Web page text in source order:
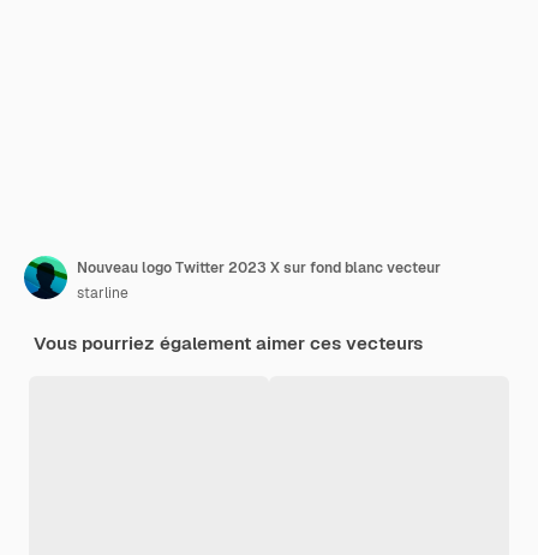
Nouveau logo Twitter 2023 X sur fond blanc vecteur
starline
Vous pourriez également aimer ces vecteurs